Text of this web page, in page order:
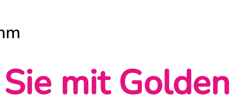
mit Golden